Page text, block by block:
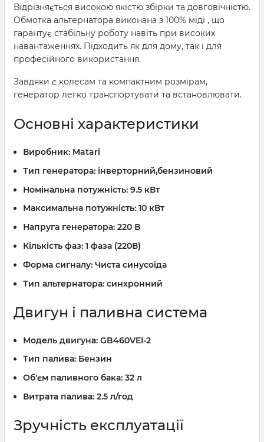
Відрізняється високою якістю збірки та довговічністю.
Обмотка альтернатора виконана з 100% міді , що
гарантує стабільну роботу навіть при високих
навантаженнях. Підходить як для дому, так і для
професійного використання.
Завдяки є колесам та компактним розмірам,
генератор легко транспортувати та встановлювати.
Основні характеристики
Виробник: Matari
Тип генератора: інверторний,бензиновий
Номінальна потужність: 9.5 кВт
Максимальна потужність: 10 кВт
Напруга генератора: 220 В
Кількість фаз: 1 фаза (220В)
Форма сигналу: Чиста синусоїда
Тип альтернатора: синхронний
Двигун і паливна система
Модель двигуна: GB460VEI-2
Тип палива: Бензин
Об'єм паливного бака: 32 л
Витрата палива: 2.5 л/год
Зручність експлуатації